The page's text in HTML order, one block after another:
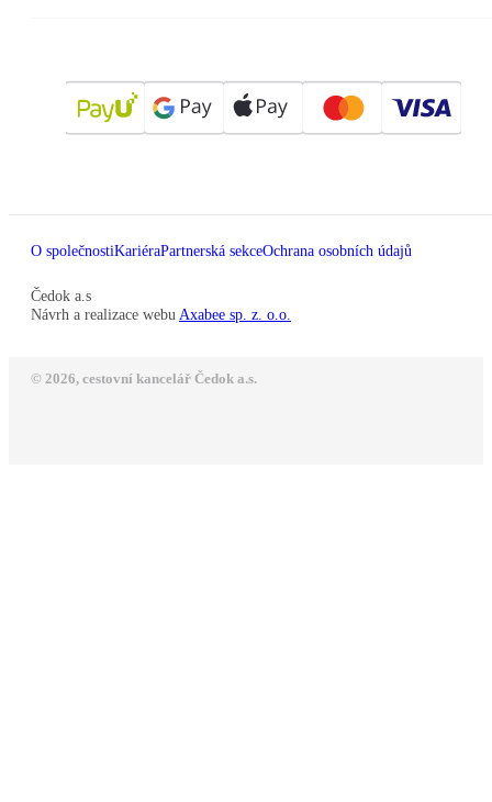
O společnostiKariéraPartnerská sekceOchrana osobních údajů
Čedok a.s
Návrh a realizace webu Axabee sp. z. o.o.
© 2026, cestovní kancelář Čedok a.s.